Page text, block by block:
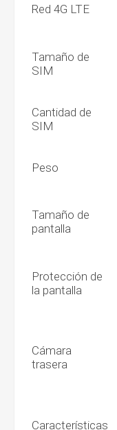
Red 4G LTE
Tamaño de
SIM
Cantidad de
SIM
Peso
Tamaño de
pantalla
Protección de
la pantalla
Cámara
trasera
Características